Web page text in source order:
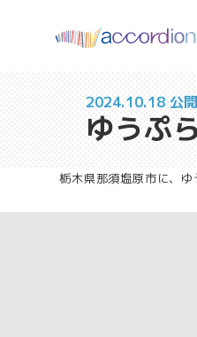
2024.10.18 公開
ゆうぷ
栃木県那須塩原市に、ゆ